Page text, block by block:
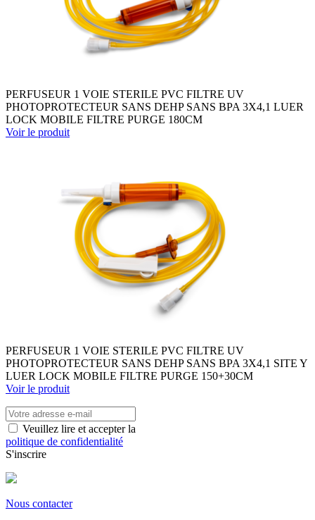
PERFUSEUR 1 VOIE STERILE PVC FILTRE UV
PHOTOPROTECTEUR SANS DEHP SANS BPA 3X4,1 LUER
LOCK MOBILE FILTRE PURGE 180CM
Voir le produit
PERFUSEUR 1 VOIE STERILE PVC FILTRE UV
PHOTOPROTECTEUR SANS DEHP SANS BPA 3X4,1 SITE Y
LUER LOCK MOBILE FILTRE PURGE 150+30CM
Voir le produit
Veuillez lire et accepter la
politique de confidentialité
S'inscrire
Nous contacter